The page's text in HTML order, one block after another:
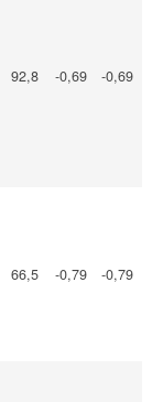
92,8 -0,69 -0,69
66,5 -0,79 -0,79